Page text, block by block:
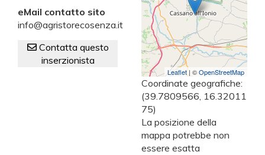
eMail contatto sito
info@agristorecosenza.it
Contatta questo
inserzionista
Leaflet| ©OpenStreetMap
Coordinate geografiche:
(39.7809566, 16.32011
75)
La posizione della
mappa potrebbe non
essere esatta